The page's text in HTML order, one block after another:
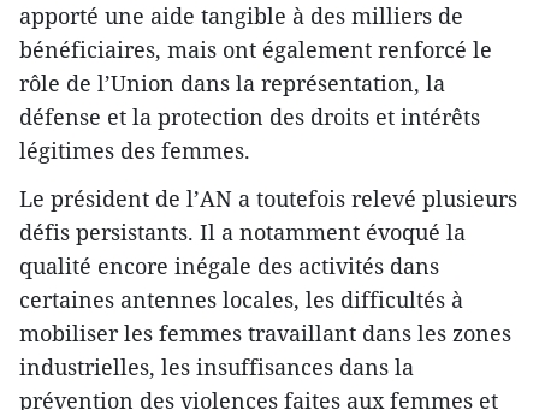
apporté une aide tangible à des milliers de
bénéficiaires, mais ont également renforcé le
rôle de l’Union dans la représentation, la
défense et la protection des droits et intérêts
légitimes des femmes.
Le président de l’AN a toutefois relevé plusieurs
défis persistants. Il a notamment évoqué la
qualité encore inégale des activités dans
certaines antennes locales, les difficultés à
mobiliser les femmes travaillant dans les zones
industrielles, les insuffisances dans la
prévention des violences faites aux femmes et